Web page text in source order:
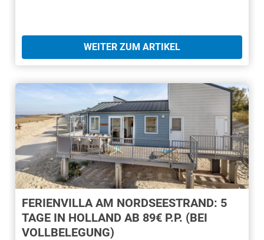
WEITER ZUM ARTIKEL
FERIENVILLA AM NORDSEESTRAND: 5
TAGE IN HOLLAND AB 89€ P.P. (BEI
VOLLBELEGUNG)